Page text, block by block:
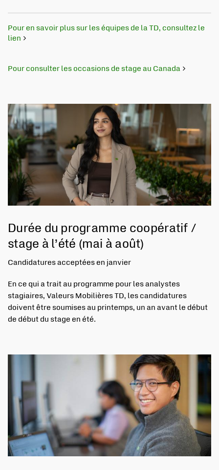
Pour en savoir plus sur les équipes de la TD, consultez le
lien
Pour consulter les occasions de stage au Canada
S'ouvre dans un nouvel onglet
Durée du programme coopératif /
stage à l’été (mai à août)
Candidatures acceptées en janvier
En ce qui a trait au programme pour les analystes
stagiaires, Valeurs Mobilières TD, les candidatures
doivent être soumises au printemps, un an avant le début
de début du stage en été.